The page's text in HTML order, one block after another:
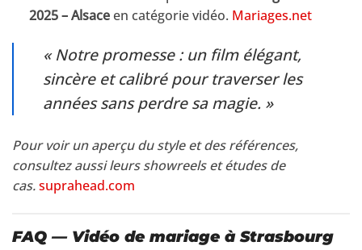
2025 – Alsaceen catégorie vidéo. Mariages.net
« Notre promesse : un film élégant,
sincère et calibré pour traverser les
années sans perdre sa magie. »
Pour voir un aperçu du style et des références,
consultez aussi leurs showreels et études de
cas.suprahead.com
FAQ — Vidéo de mariage à Strasbourg